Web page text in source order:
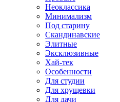
Неоклассика
Минимализм
Под старину
Скандинавские
Элитные
Эксклюзивные
Хай-тек
Особенности
Для студии
Для хрущевки
Для дачи